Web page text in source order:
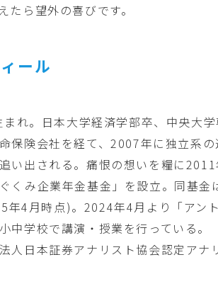
たら望外の喜びです。
ール
れ。日本大学経済学部卒、中央大
保険会社を経て、2007年に独立系
い出される。痛恨の想いを糧に
くみ企業年金基金」を設立。同基
年4月時点)。2024年4月より「アン
中学校で講演・授業を行っている。
人日本証券アナリスト協会認定アナ